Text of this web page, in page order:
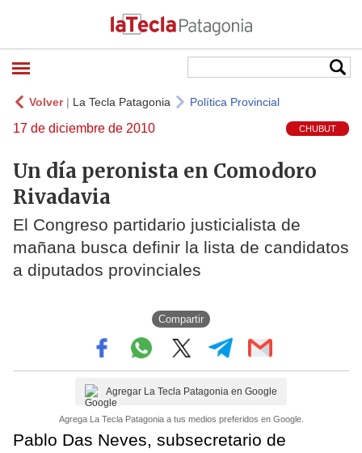
Volver| La Tecla Patagonia Política Provincial
17 de diciembre de 2010 CHUBUT
Un día peronista en Comodoro
Rivadavia
El Congreso partidario justicialista de
mañana busca definir la lista de candidatos
a diputados provinciales
Compartir
Agregar La Tecla Patagonia en Google
Agrega La Tecla Patagonia a tus medios preferidos en Google.
Pablo Das Neves, subsecretario de